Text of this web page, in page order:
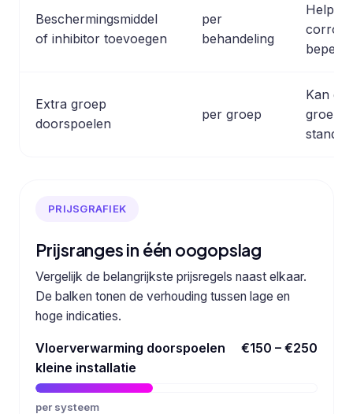
Beschermingsmiddel
of inhibitor toevoegen
per
behandeling
Helpt
Extra groep
doorspoelen
per groep
Kan
PRIJSGRAFIEK
Prijsranges in één oogopslag
Vergelijk de belangrijkste prijsregels naast elkaar.
De balken tonen de verhouding tussen lage en
hoge indicaties.
Vloerverwarming doorspoelen
kleine installatie
€150 – €250
per systeem